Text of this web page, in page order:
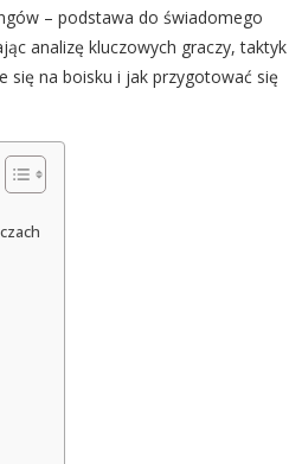
– podstawa do świadomego
analizę kluczowych graczy, taktyk
się na boisku i jak przygotować się